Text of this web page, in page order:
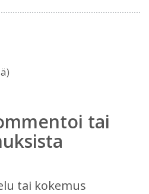
tai
tai kokemus